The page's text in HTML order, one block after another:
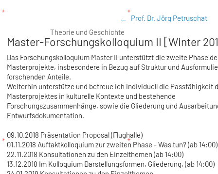
Prof. Dr. Jörg Petruschat
Theorie und Geschichte
Master-Forschungskolloquium II [Winter
Das Forschungskolloquium Master II unterstützt die zweite Phase
Masterprojekte, insbesondere in Bezug auf Struktur und
forschenden Anteile.
Weiterhin unterstütze und betreue ich individuell die Passfähigkeit
Masterprojektes in kulturelle Kontexte und bestehende
Forschungszusammenhänge, sowie die Gliederung und
Entwurfsdokumentation.
09.10.2018 Präsentation Proposal (Flughalle)
01.11.2018 Auftaktkolloquium zur zweiten Phase - Was tun? (ab 14:00)
22.11.2018 Konsultationen zu den Einzelthemen (ab 14:00)
13.12.2018 Im Kolloquium Darstellungsformen, Gliederung, (ab 14:00)